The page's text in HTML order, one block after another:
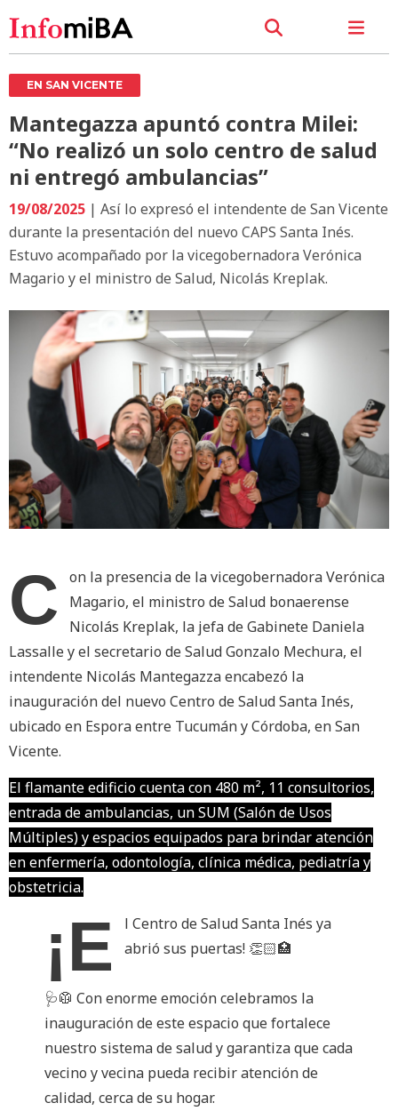
EN SAN VICENTE
Mantegazza apuntó contra Milei:
“No realizó un solo centro de salud
ni entregó ambulancias”
19/08/2025 | Así lo expresó el intendente de San Vicente
durante la presentación del nuevo CAPS Santa Inés.
Estuvo acompañado por la vicegobernadora Verónica
Magario y el ministro de Salud, Nicolás Kreplak.
C
on la presencia de la vicegobernadora Verónica
Magario, el ministro de Salud bonaerense
Nicolás Kreplak, la jefa de Gabinete Daniela
Lassalle y el secretario de Salud Gonzalo Mechura, el
intendente Nicolás Mantegazza encabezó la
inauguración del nuevo Centro de Salud Santa Inés,
ubicado en Espora entre Tucumán y Córdoba, en San
Vicente.
El flamante edificio cuenta con 480 m², 11 consultorios,
entrada de ambulancias, un SUM (Salón de Usos
Múltiples) y espacios equipados para brindar atención
en enfermería, odontología, clínica médica, pediatría y
obstetricia.
¡E
l Centro de Salud Santa Inés ya
abrió sus puertas! 👏🏻🏥
🩺🥼 Con enorme emoción celebramos la
inauguración de este espacio que fortalece
nuestro sistema de salud y garantiza que cada
vecino y vecina pueda recibir atención de
calidad, cerca de su hogar.